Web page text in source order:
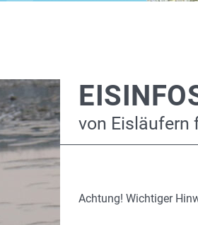
von Eisläufern
Achtung! Wichtiger